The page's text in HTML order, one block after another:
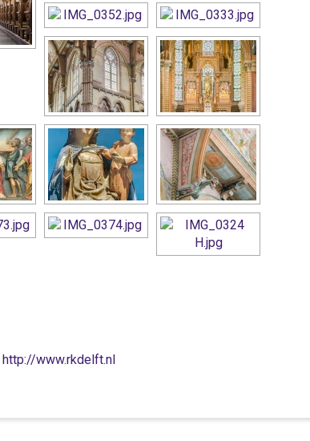
http://www.rkdelft.nl